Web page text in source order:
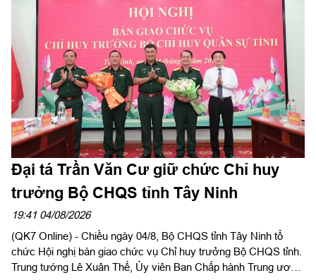
lệnh Quân khu dự và chỉ đạo Hội nghị. Dự Hội nghị có đồng chí
Võ Tấn Đức, Phó Bí thư Thành ủy thành phố Đồng Nai; thủ
trưởng các cơ quan Quân khu; lãnh đạo Bộ CHQS thành phố
Đồng Nai.
Đại tá Trần Văn Cư giữ chức Chỉ huy
trưởng Bộ CHQS tỉnh Tây Ninh
19:41 04/08/2026
(QK7 Online) - Chiều ngày 04/8, Bộ CHQS tỉnh Tây Ninh tổ
chức Hội nghị bàn giao chức vụ Chỉ huy trưởng Bộ CHQS tỉnh.
Trung tướng Lê Xuân Thế, Ủy viên Ban Chấp hành Trung ương